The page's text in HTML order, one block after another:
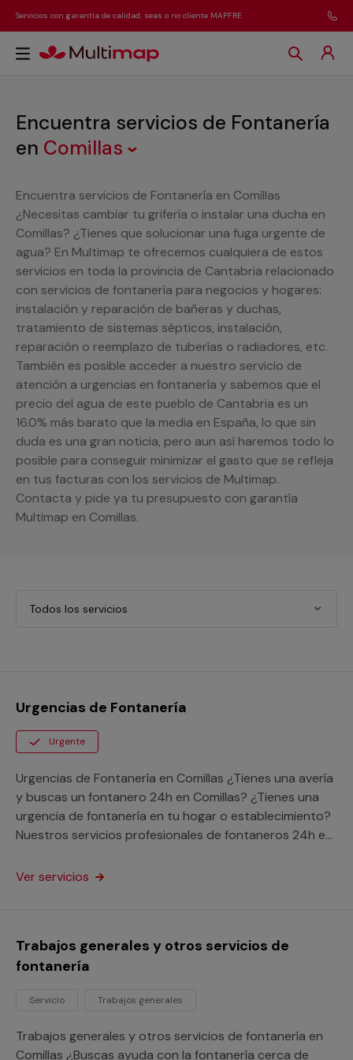
Servicios con garantía de calidad, seas o no cliente MAPFRE
Encuentra servicios de Fontanería
en Comillas
Encuentra servicios de Fontanería en Comillas
¿Necesitas cambiar tu grifería o instalar una ducha en
Comillas? ¿Tienes que solucionar una fuga urgente de
agua? En Multimap te ofrecemos cualquiera de estos
servicios en toda la provincia de Cantabria relacionado
con servicios de fontanería para negocios y hogares:
instalación y reparación de bañeras y duchas,
tratamiento de sistemas sépticos, instalación,
reparación o reemplazo de tuberías o radiadores, etc.
También es posible acceder a nuestro servicio de
atención a urgencias en fontanería y sabemos que el
precio del agua de este pueblo de Cantabria es un
16.0% más barato que la media en España, lo que sin
duda es una gran noticia, pero aun así haremos todo lo
posible para conseguir minimizar el gasto que se refleja
en tus facturas con los servicios de Multimap.
Contacta y pide ya tu presupuesto con garantía
Multimap en Comillas.
Todos los servicios
Urgencias de Fontanería
Urgente
Urgencias de Fontanería en Comillas ¿Tienes una avería
y buscas un fontanero 24h en Comillas? ¿Tienes una
urgencia de fontanería en tu hogar o establecimiento?
Nuestros servicios profesionales de fontaneros 24h en
tu avería a cualquier punto de la provincia de
Multimap.
Ver servicios
Trabajos generales y otros servicios de
fontanería
Servicio Trabajos generales
Trabajos generales y otros servicios de fontanería en
Comillas ¿Buscas ayuda con la fontanería cerca de